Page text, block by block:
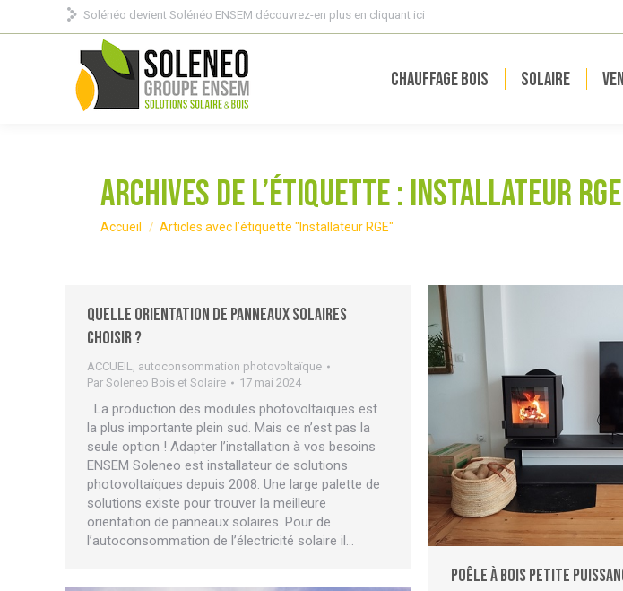
Solénéo devient Solénéo ENSEM découvrez-en plus en cliquant ici
Chauffage bois Solaire
Archives de l’étiquette : Installateur RGE
Vous êtes ici :
Accueil Articles avec l’étiquette "Installateur RGE"
Quelle orientation de panneaux solaires
choisir ?
ACCUEIL, autoconsommation photovoltaïque
Par Soleneo Bois et Solaire 17 mai 2024
La production des modules photovoltaïques est
la plus importante plein sud. Mais ce n’est pas la
seule option ! Adapter l’installation à vos besoins
ENSEM Soleneo est installateur de solutions
photovoltaïques depuis 2008. Une large palette de
solutions existe pour trouver la meilleure
orientation de panneaux solaires. Pour de
l’autoconsommation de l’électricité solaire il…
Poêle à bois petite